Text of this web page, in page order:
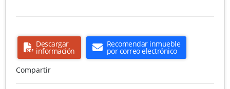
Descargar
información
Recomendar inmueble
por correo electrónico
Compartir